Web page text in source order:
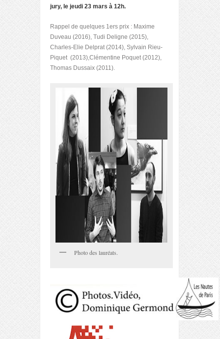
jury, le jeudi 23 mars à 12h.
Rappel de quelques 1ers prix : Maxime
Duveau (2016), Tudi Deligne (2015),
Charles-Elie Delprat (2014), Sylvain Rieu-
Piquet (2013),Clémentine Poquet (2012),
Thomas Dussaix (2011).
Photo des lauréats.